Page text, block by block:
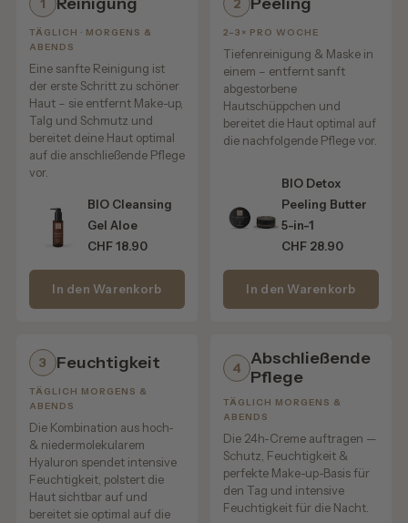
✔️ unterstützt die Mikrozirkulation
✔️ lässt die Augenpartie wacher erscheinen
✔️ kann Schwellungen & Müdigkeitsanzeichen optisch
reduzieren
🌿 Weitere Bio-Aktivstoffe & ihre Wirkung
🪴 Sheabutter – stärkt die Hautbarriere & pflegt intensiv
🍃 Chlorella-Algen-Extrakt – unterstützt die Hautstruktur &
🌺 Hibiskus-Extrakt – stärkt die Hautbarriere & mildert
strahlkraftfördernd
🫒 Olivenfrucht-Extrakt – nährend & regenerierend
✔️ sofort glattere, straffere Augenpartie
✔️ frischere Ausstrahlung & mehr Leuchtkraft
✔️ optisch gemilderte Augenringe & Schwellungen
✔️ gepflegte, geglättete Haut den ganzen Tag
✔️ verbessertes Hautgefühl & Mikrozirkulation
💧 Für alle Hauttypen & jeden Tag
1
TÄGLICH · MORGENS &
ABENDS
Eine sanfte Reinigung ist
der erste Schritt zu schöner
Haut – sie entfernt Make-up,
Talg und Schmutz und
bereitet deine Haut optimal
auf die anschließende Pflege
vor.
BIO Cleansing
Gel Aloe
CHF 18.90
In den Warenkorb
2
2–3× PRO WOCHE
Tiefenreinigung & Maske in
einem – entfernt sanft
abgestorbene
Hautschüppchen und
bereitet die Haut optimal auf
die nachfolgende Pflege vor.
BIO Detox
Peeling Butter
5-in-1
CHF 28.90
In den Warenkorb
3 Feuchtigkeit
TÄGLICH MORGENS &
ABENDS
Die Kombination aus hoch-
& niedermolekularem
Hyaluron spendet intensive
Feuchtigkeit, polstert die
Haut sichtbar auf und
bereitet sie optimal auf die
4
Abschließende
Pflege
TÄGLICH MORGENS &
ABENDS
Die 24h-Creme auftragen —
Schutz, Feuchtigkeit &
perfekte Make-up-Basis für
den Tag und intensive
Feuchtigkeit für die Nacht.